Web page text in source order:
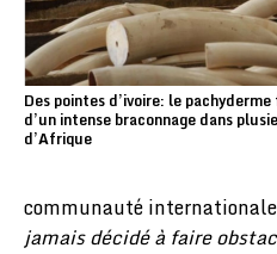
Des pointes d’ivoire: le
d’un intense braconnage dans
d’Afrique
communauté
jamais décidé à faire